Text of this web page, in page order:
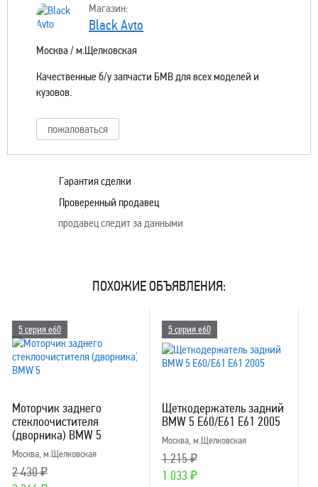
Магазин:
Black Avto
Москва / м.Щелковская
Качественные б/у запчасти БМВ для всех моделей и
кузовов.
пожаловаться
Гарантия сделки
Проверенный продавец
продавец следит за данными
ПОХОЖИЕ ОБЪЯВЛЕНИЯ:
5 серия e60
Моторчик заднего
стеклоочистителя
(дворника) BMW 5
Москва, м.Щелковская
2 430 ₽
5 серия e60
Щеткодержатель задний
BMW 5 E60/E61 E61 2005
Москва, м.Щелковская
1 215 ₽
1 033 ₽